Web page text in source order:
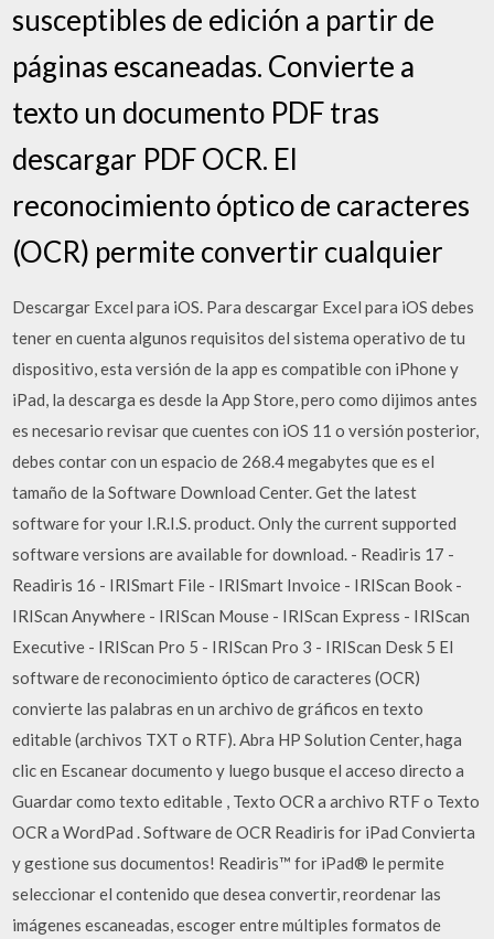
susceptibles de edición a partir de
páginas escaneadas. Convierte a
texto un documento PDF tras
descargar PDF OCR. El
reconocimiento óptico de caracteres
(OCR) permite convertir cualquier
Descargar Excel para iOS. Para descargar Excel para iOS debes
tener en cuenta algunos requisitos del sistema operativo de tu
dispositivo, esta versión de la app es compatible con iPhone y
iPad, la descarga es desde la App Store, pero como dijimos antes
es necesario revisar que cuentes con iOS 11 o versión posterior,
debes contar con un espacio de 268.4 megabytes que es el
tamaño de la Software Download Center. Get the latest
software for your I.R.I.S. product. Only the current supported
software versions are available for download. - Readiris 17 -
Readiris 16 - IRISmart File - IRISmart Invoice - IRIScan Book -
IRIScan Anywhere - IRIScan Mouse - IRIScan Express - IRIScan
Executive - IRIScan Pro 5 - IRIScan Pro 3 - IRIScan Desk 5 El
software de reconocimiento óptico de caracteres (OCR)
convierte las palabras en un archivo de gráficos en texto
editable (archivos TXT o RTF). Abra HP Solution Center, haga
clic en Escanear documento y luego busque el acceso directo a
Guardar como texto editable , Texto OCR a archivo RTF o Texto
OCR a WordPad . Software de OCR Readiris for iPad Convierta
y gestione sus documentos! Readiris™ for iPad® le permite
seleccionar el contenido que desea convertir, reordenar las
imágenes escaneadas, escoger entre múltiples formatos de